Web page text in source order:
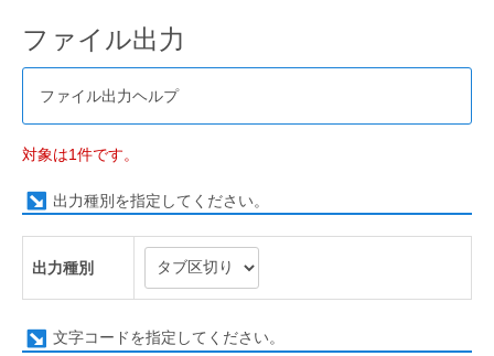
ファイル出力
ファイル出力ヘルプ
対象は1件です。
出力種別を指定してください。
出力種別
文字コードを指定してください。